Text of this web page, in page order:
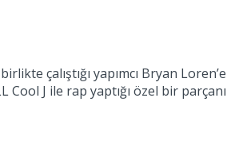
çalıştığı yapımcı Bryan
J ile rap yaptığı özel bir